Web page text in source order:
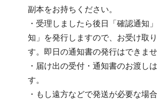
副本をお持ちください。
・受理しましたら後日「確認通知
知」を発行しますので、お受け取
す。即日の通知書の発行はできませ
・届け出の受付・通知書のお渡し
す。
・もし遠方などで発送が必要な場